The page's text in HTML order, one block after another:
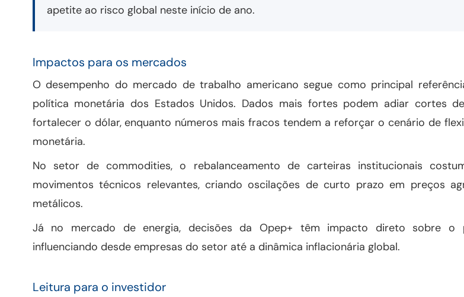
apetite ao risco global neste início de ano.
Impactos para os mercados
O desempenho do mercado de trabalho americano segue como principal
política monetária dos Estados Unidos. Dados mais fortes podem adiar cortes
fortalecer o dólar, enquanto números mais fracos tendem a reforçar o cenário de
monetária.
No setor de commodities, o rebalanceamento de carteiras institucionais
movimentos técnicos relevantes, criando oscilações de curto prazo em preços
metálicos.
Já no mercado de energia, decisões da Opep+ têm impacto direto sobre o
influenciando desde empresas do setor até a dinâmica inflacionária global.
Leitura para o investidor